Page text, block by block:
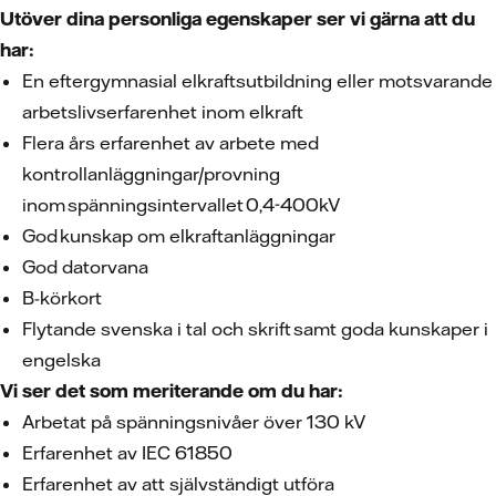
Utöver dina personliga egenskaper ser vi gärna att du
har:
En eftergymnasial elkraftsutbildning eller motsvarande
arbetslivserfarenhet inom elkraft
Flera års erfarenhet av arbete med
kontrollanläggningar/provning
inom spänningsintervallet 0,4-400kV
God kunskap om elkraftanläggningar
God datorvana
B-körkort
Flytande svenska i tal och skrift samt goda kunskaper i
engelska
Vi ser det som meriterande om du har:
Arbetat på spänningsnivåer över 130 kV
Erfarenhet av IEC 61850
Erfarenhet av att självständigt utföra